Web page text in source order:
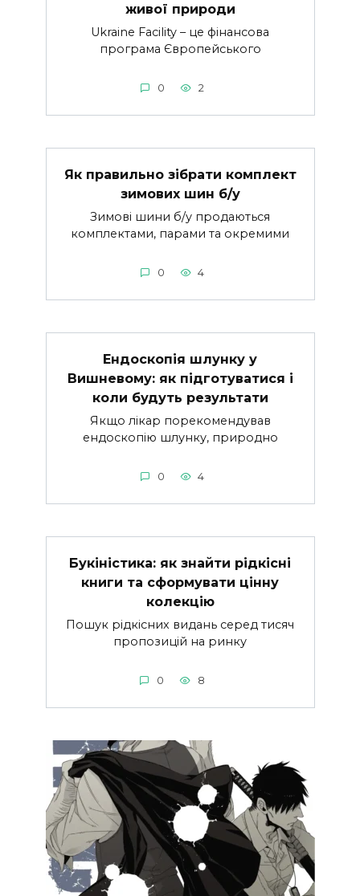
живої природи
Ukraine Facility – це фінансова
програма Європейського
0 2
Як правильно зібрати комплект
зимових шин б/у
Зимові шини б/у продаються
комплектами, парами та окремими
0 4
Ендоскопія шлунку у
Вишневому: як підготуватися і
коли будуть результати
Якщо лікар порекомендував
ендоскопію шлунку, природно
0 4
Букіністика: як знайти рідкісні
книги та сформувати цінну
колекцію
Пошук рідкісних видань серед тисяч
пропозицій на ринку
0 8